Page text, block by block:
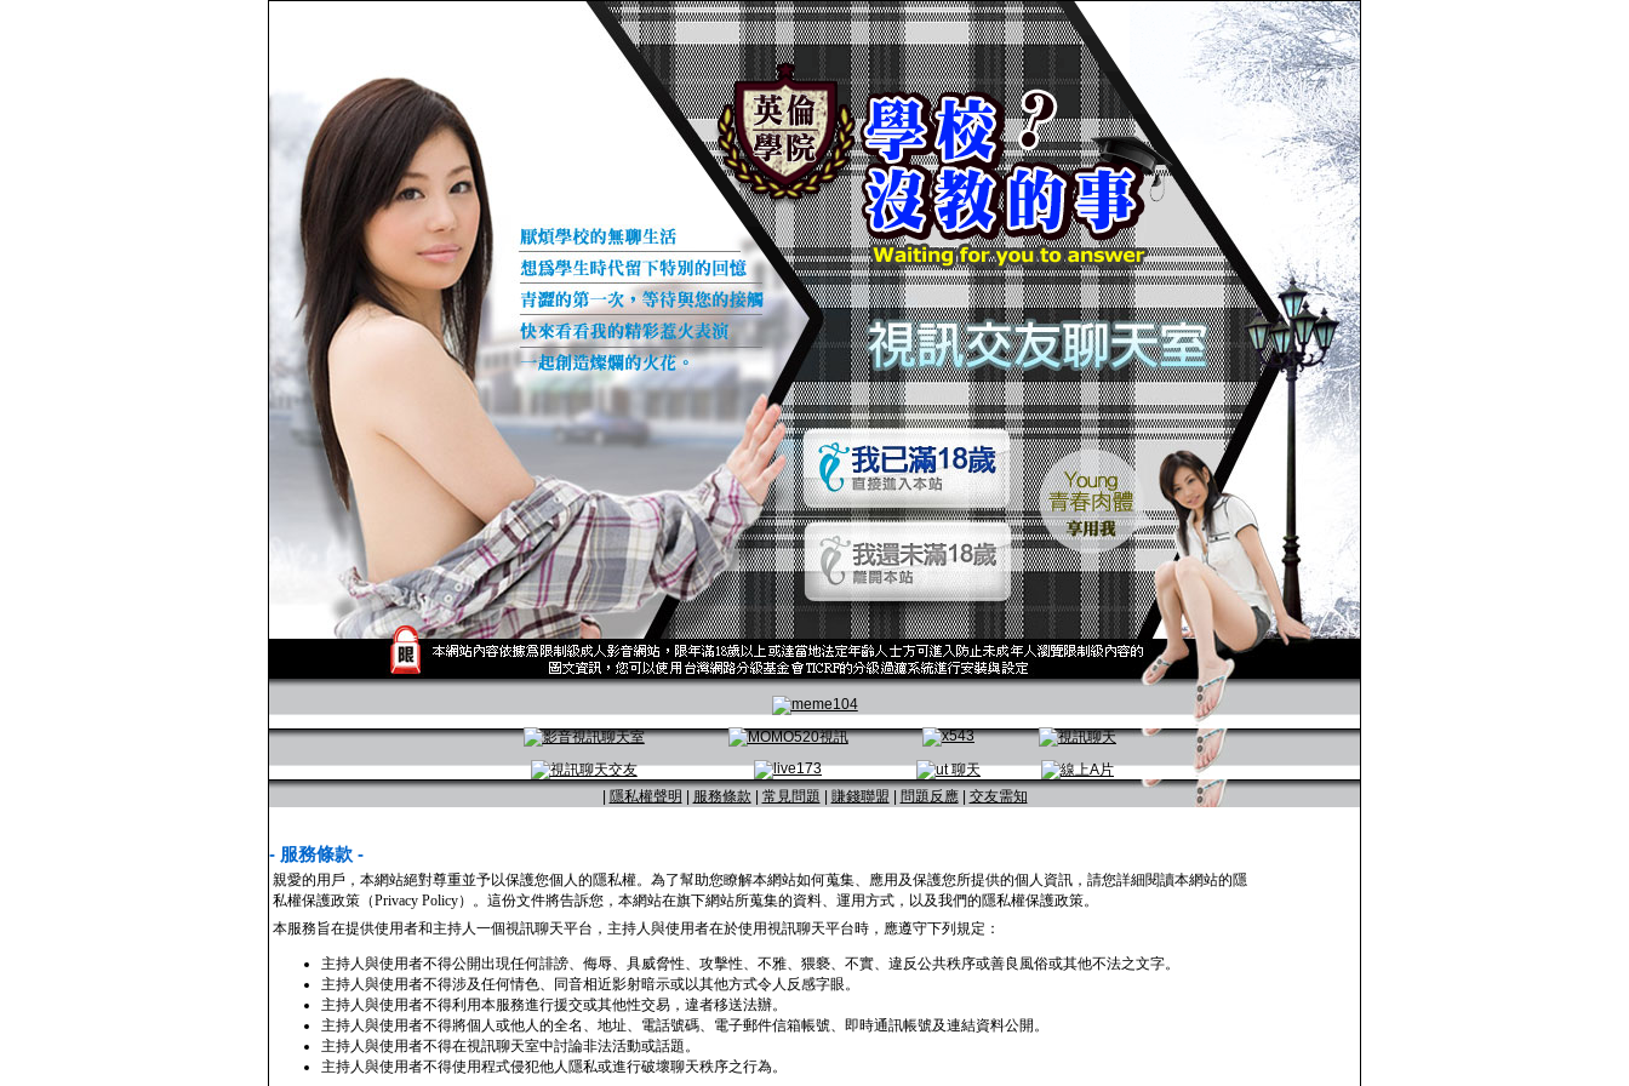
隱私權聲明 服務條款 常見問題 賺錢聯盟 問題反應| 交友需知
- 服務條款 -
親愛的用戶，本網站絕對尊重並予以保護您個人的隱私權。為了幫助您瞭解本網站如何蒐集、應用及保護您所提供的個人資訊，請您詳細閱讀本網站的隱
私權保護政策（Privacy Policy）。這份文件將告訴您，本網站在旗下網站所蒐集的資料、運用方式，以及我們的隱私權保護政策。
本服務旨在提供使用者和主持人一個視訊聊天平台，主持人與使用者在於使用視訊聊天平台時，應遵守下列規定：
主持人與使用者不得公開出現任何誹謗、侮辱、具威脅性、攻擊性、不雅、猥褻、不實、違反公共秩序或善良風俗或其他不法之文字。
主持人與使用者不得涉及任何情色、同音相近影射暗示或以其他方式令人反感字眼。
主持人與使用者不得利用本服務進行援交或其他性交易，違者移送法辦。
主持人與使用者不得將個人或他人的全名、地址、電話號碼、電子郵件信箱帳號、即時通訊帳號及連結資料公開。
主持人與使用者不得在視訊聊天室中討論非法活動或話題。
主持人與使用者不得使用程式侵犯他人隱私或進行破壞聊天秩序之行為。